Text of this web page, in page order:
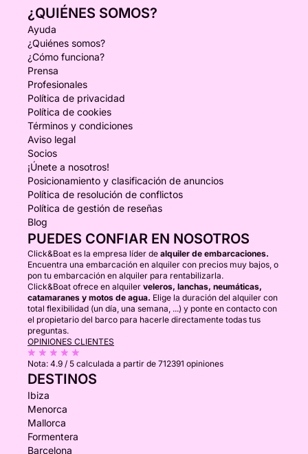
¿QUIÉNES SOMOS?
Ayuda
¿Quiénes somos?
¿Cómo funciona?
Prensa
Profesionales
Política de privacidad
Política de cookies
Términos y condiciones
Aviso legal
Socios
¡Únete a nosotros!
Posicionamiento y clasificación de anuncios
Política de resolución de conflictos
Política de gestión de reseñas
Blog
PUEDES CONFIAR EN NOSOTROS
Click&Boat es la empresa líder de alquiler de embarcaciones.
Encuentra una embarcación en alquiler con precios muy bajos, o
pon tu embarcación en alquiler para rentabilizarla.
Click&Boat ofrece en alquiler veleros, lanchas, neumáticas,
catamaranes y motos de agua. Elige la duración del alquiler con
total flexibilidad (un día, una semana, ...) y ponte en contacto con
el propietario del barco para hacerle directamente todas tus
preguntas.
OPINIONES CLIENTES
Nota: 4.9 / 5 calculada a partir de 712391 opiniones
DESTINOS
Ibiza
Menorca
Mallorca
Formentera
Barcelona